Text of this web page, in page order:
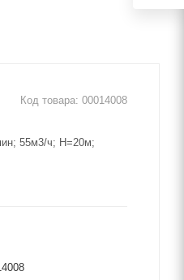
Код товара: 00014008
55м3/ч; Н=20м;